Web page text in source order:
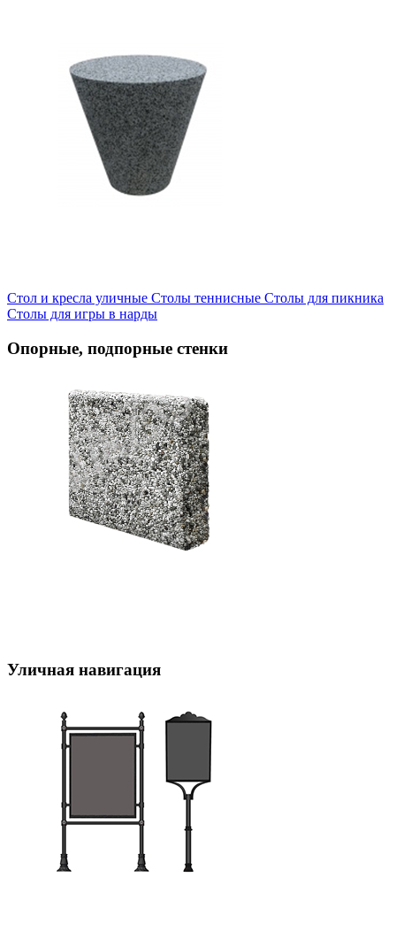
Стол и кресла уличные Cтолы теннисные Столы для пикника
Столы для игры в нарды
Опорные, подпорные стенки
Уличная навигация